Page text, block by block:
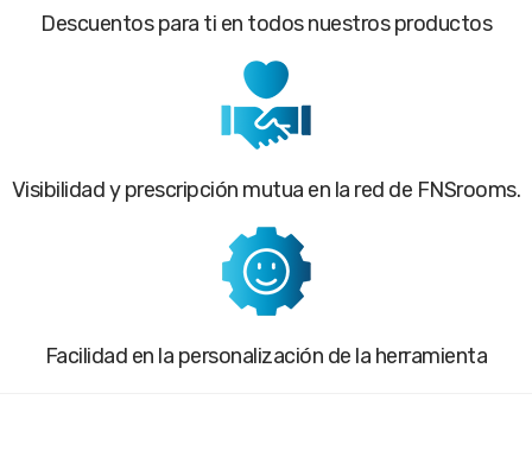
Descuentos para ti en todos nuestros productos
Visibilidad y prescripción mutua en la red de FNSrooms.
Facilidad en la personalización de la herramienta